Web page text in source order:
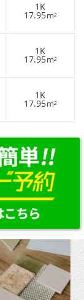
1K
17.95m²
1K
17.95m²
1K
17.95m²